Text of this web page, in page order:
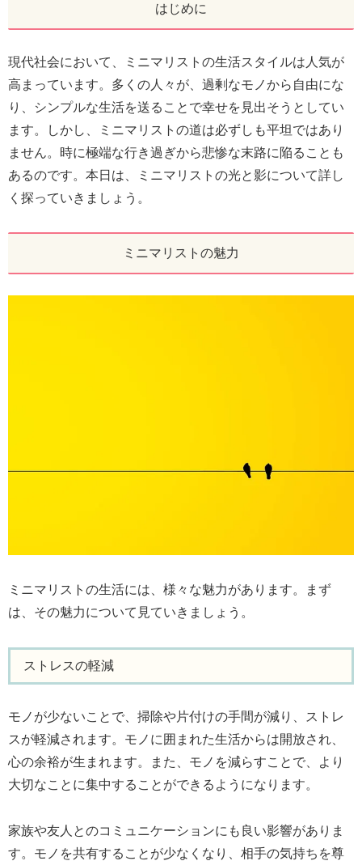
はじめに
現代社会において、ミニマリストの生活スタイルは人気が
高まっています。多くの人々が、過剰なモノから自由にな
り、シンプルな生活を送ることで幸せを見出そうとしてい
ます。しかし、ミニマリストの道は必ずしも平坦ではあり
ません。時に極端な行き過ぎから悲惨な末路に陥ることも
あるのです。本日は、ミニマリストの光と影について詳し
く探っていきましょう。
ミニマリストの魅力
ミニマリストの生活には、様々な魅力があります。まず
は、その魅力について見ていきましょう。
ストレスの軽減
モノが少ないことで、掃除や片付けの手間が減り、ストレ
スが軽減されます。モノに囲まれた生活からは開放され、
心の余裕が生まれます。また、モノを減らすことで、より
大切なことに集中することができるようになります。
家族や友人とのコミュニケーションにも良い影響がありま
す。モノを共有することが少なくなり、相手の気持ちを尊